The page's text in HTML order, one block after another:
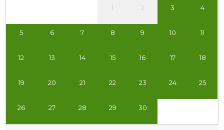
1 2 3 4
5 6 7 8 9 10 11
12 13 14 15 16 17 18
19 20 21 22 23 24 25
26 27 28 29 30